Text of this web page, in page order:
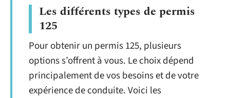
Les différents types de permis
125
Pour obtenir un permis 125, plusieurs
options s’offrent à vous. Le choix dépend
principalement de vos besoins et de votre
expérience de conduite. Voici les